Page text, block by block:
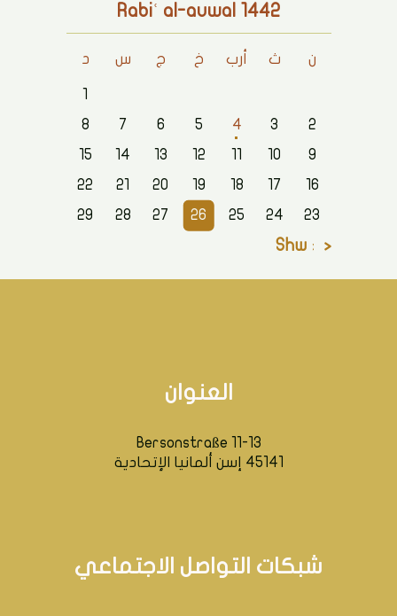
Rabiʿ al-auwal 1442
ن ث أرب خ ج س د
« Shw
1
2
3
4
5
6
7
8
9
10
11
12
13
14
15
16
17
18
19
20
21
22
23
24
25
26
27
28
29
العنوان
Bersonstraße 11-13
45141 إسن ألمانيا الإتحادية
شبكات التواصل الاجتماعي